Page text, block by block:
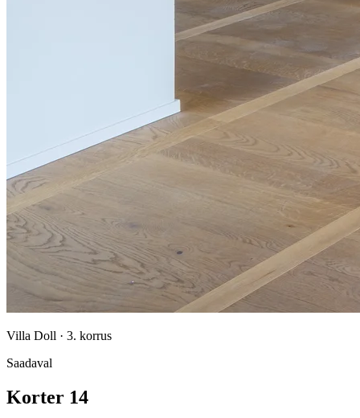
Villa Doll · 3. korrus
Saadaval
Korter 14